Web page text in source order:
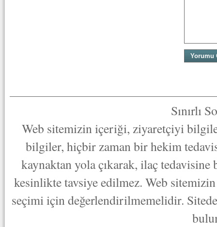
Sınırlı
Web sitemizin içeriği, ziyaretçiyi
bilgiler, hiçbir zaman bir hekim
kaynaktan yola çıkarak, ilaç
kesinlikte tavsiye edilmez. Web
seçimi için değerlendirilmemelidir.